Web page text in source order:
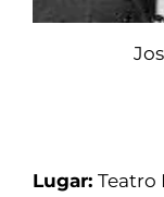
Lugar: Teatro